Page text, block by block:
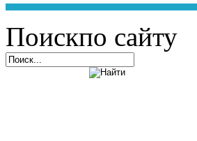
Поискпо сайту